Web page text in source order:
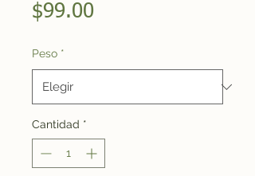
$99.00Precio
Peso *
Cantidad *